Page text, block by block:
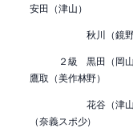
安田（津山）
秋川（鏡野ス
２級 黒田（岡山
鷹取（美作林野）
花谷（津山）
（奈義スポ少）